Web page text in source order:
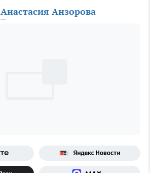
Анастасия Анзорова